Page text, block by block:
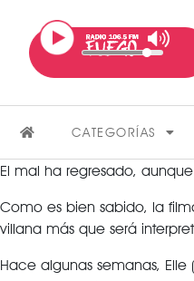
CATEGORÍAS
El mal ha regresado,
Como es bien sabido, la
villana más que será
Hace algunas semanas,